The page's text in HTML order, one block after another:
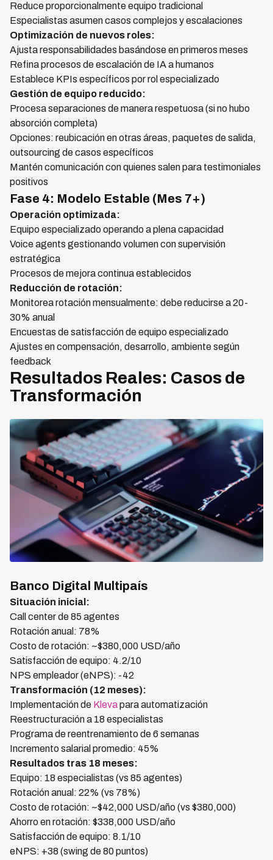
Reduce proporcionalmente equipo tradicional
Especialistas asumen casos complejos y escalaciones
Optimización de nuevos roles:
Ajusta responsabilidades basándose en primeros meses
Refina procesos de escalación de IA a humanos
Establece KPIs específicos por rol especializado
Gestión de equipo reducido:
Procesa separaciones de manera respetuosa (si no hubo
absorción completa)
Opciones: reubicación en otras áreas, paquetes de salida,
outsourcing de casos específicos
Mantén comunicación con quienes salen para testimoniales
positivos
Fase 4: Modelo Estable (Mes 7+)
Operación optimizada:
Equipo especializado operando a plena capacidad
Voice agents gestionando volumen con supervisión
estratégica
Procesos de mejora continua establecidos
Reducción de rotación:
Monitorea rotación mensualmente: debe reducirse a 20-
30% anual
Encuestas de satisfacción de equipo especializado
Ajustes en compensación, desarrollo, ambiente según
feedback
Resultados Reales: Casos de
Transformación
Banco Digital Multipaís
Situación inicial:
Call center de 85 agentes
Rotación anual: 78%
Costo de rotación: ~$380,000 USD/año
Satisfacción de equipo: 4.2/10
NPS empleador (eNPS): -42
Transformación (12 meses):
Implementación de Klevapara automatización
Reestructuración a 18 especialistas
Programa de reentrenamiento de 6 semanas
Incremento salarial promedio: 45%
Resultados tras 18 meses:
Equipo: 18 especialistas (vs 85 agentes)
Rotación anual: 22% (vs 78%)
Costo de rotación: ~$42,000 USD/año (vs $380,000)
Ahorro en rotación: $338,000 USD/año
Satisfacción de equipo: 8.1/10
eNPS: +38 (swing de 80 puntos)